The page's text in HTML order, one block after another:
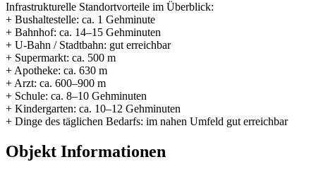
Infrastrukturelle Standortvorteile im Überblick:
+ Bushaltestelle: ca. 1 Gehminute
+ Bahnhof: ca. 14–15 Gehminuten
+ U-Bahn / Stadtbahn: gut erreichbar
+ Supermarkt: ca. 500 m
+ Apotheke: ca. 630 m
+ Arzt: ca. 600–900 m
+ Schule: ca. 8–10 Gehminuten
+ Kindergarten: ca. 10–12 Gehminuten
+ Dinge des täglichen Bedarfs: im nahen Umfeld gut erreichbar
Objekt Informationen